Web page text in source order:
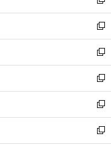
開
く
ウ
で
開
く
ン
ド
ウ
で
開
く
ウ
ィ
ン
ド
ウ
で
開
く
新
し
い
ウ
ィ
ン
ド
ウ
で
開
く
新
し
い
ウ
ィ
ン
ド
ウ
で
新
し
い
ウ
ィ
ン
ド
新
し
い
ウ
ィ
新
し
い
新